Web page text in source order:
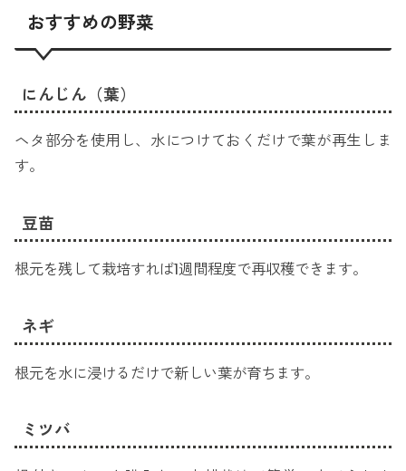
おすすめの野菜
にんじん（葉）
ヘタ部分を使用し、水につけておくだけで葉が再生しま
す。
豆苗
根元を残して栽培すれば1週間程度で再収穫できます。
ネギ
根元を水に浸けるだけで新しい葉が育ちます。
ミツバ